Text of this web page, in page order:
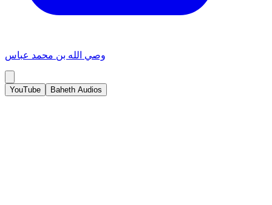
وصي الله بن محمد عباس
YouTube Baheth Audios